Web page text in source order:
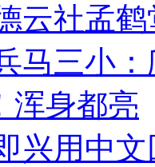
云社孟
马三小
浑身都亮
兴用中